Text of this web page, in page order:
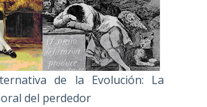
de la Evolución: La
del perdedor